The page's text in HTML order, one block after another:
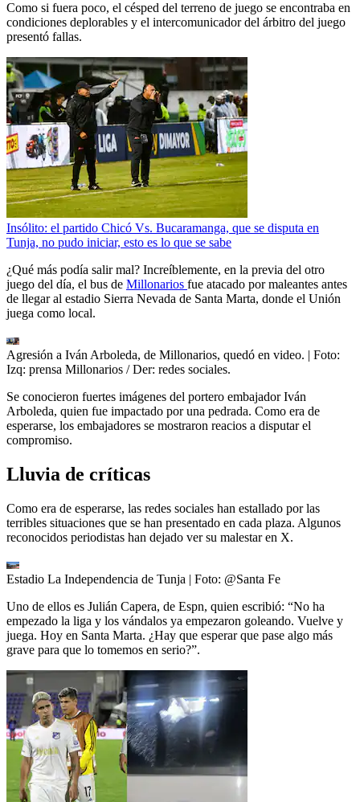
Como si fuera poco, el césped del terreno de juego se encontraba en
condiciones deplorables y el intercomunicador del árbitro del juego
presentó fallas.
Insólito: el partido Chicó Vs. Bucaramanga, que se disputa en
Tunja, no pudo iniciar, esto es lo que se sabe
¿Qué más podía salir mal? Increíblemente, en la previa del otro
juego del día, el bus de Millonarios fue atacado por maleantes antes
de llegar al estadio Sierra Nevada de Santa Marta, donde el Unión
juega como local.
Agresión a Iván Arboleda, de Millonarios, quedó en video. | Foto:
Izq: prensa Millonarios / Der: redes sociales.
Se conocieron fuertes imágenes del portero embajador Iván
Arboleda, quien fue impactado por una pedrada. Como era de
esperarse, los embajadores se mostraron reacios a disputar el
compromiso.
Lluvia de críticas
Como era de esperarse, las redes sociales han estallado por las
terribles situaciones que se han presentado en cada plaza. Algunos
reconocidos periodistas han dejado ver su malestar en X.
Estadio La Independencia de Tunja | Foto: @Santa Fe
Uno de ellos es Julián Capera, de Espn, quien escribió: “No ha
empezado la liga y los vándalos ya empezaron goleando. Vuelve y
juega. Hoy en Santa Marta. ¿Hay que esperar que pase algo más
grave para que lo tomemos en serio?”.